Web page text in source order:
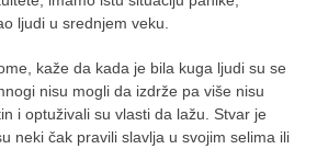
ljudi u srednjem veku.
kaže da kada je bila kuga ljudi su se
nisu mogli da izdrže pa više nisu
i optuživali su vlasti da lažu. Stvar je
neki čak pravili slavlja u svojim selima ili